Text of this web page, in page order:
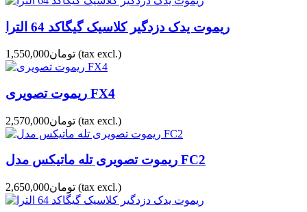
ریموت یدک دزدگیر کلاسیک گیگاکد 64 الترا
تومان1,550,000 (tax excl.)
ریموت تصویری FX4
تومان2,570,000 (tax excl.)
ریموت تصویری تله ماتیکس مدل FC2
تومان2,650,000 (tax excl.)